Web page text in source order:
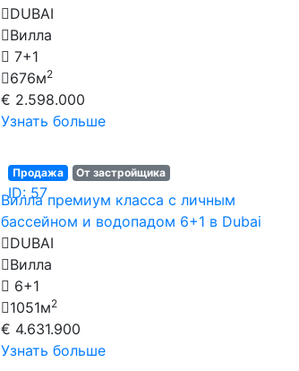
DUBAI
Вилла
7+1
676м2
€ 2.598.000
Узнать больше
Продажа От застройщика
ID: 57
Вилла премиум класса с личным
бассейном и водопадом 6+1 в Dubai
DUBAI
Вилла
6+1
1051м2
€ 4.631.900
Узнать больше